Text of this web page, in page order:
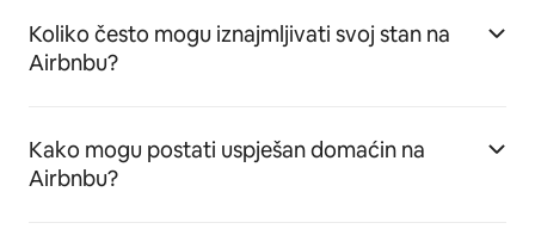
Koliko često mogu iznajmljivati svoj stan na
Airbnbu?
Kako mogu postati uspješan domaćin na
Airbnbu?